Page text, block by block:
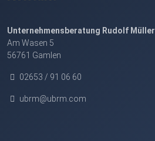
Unternehmensberatung Rudolf Müller
Am Wasen 5
56761 Gamlen
02653 / 91 06 60
ubrm@ubrm.com